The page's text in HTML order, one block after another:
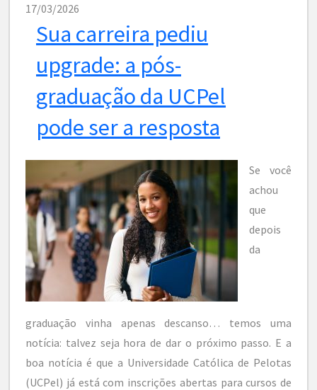
17/03/2026
Sua carreira pediu
upgrade: a pós-
graduação da UCPel
pode ser a resposta
Se você
achou
que
depois
da
graduação vinha apenas descanso… temos uma
notícia: talvez seja hora de dar o próximo passo. E a
boa notícia é que a Universidade Católica de Pelotas
(UCPel) já está com inscrições abertas para cursos de